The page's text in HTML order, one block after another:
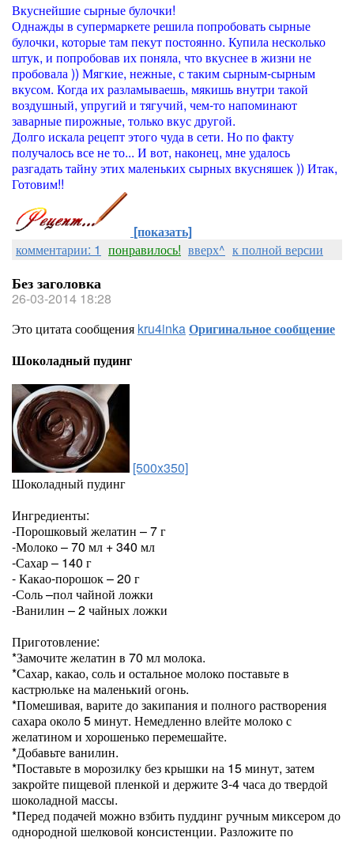
Вкуснейшие сырные булочки!
Однажды в супермаркете решила попробовать сырные
булочки, которые там пекут постоянно. Купила несколько
штук, и попробовав их поняла, что вкуснее в жизни не
пробовала )) Мягкие, нежные, с таким сырным-сырным
вкусом. Когда их разламываешь, мякишь внутри такой
воздушный, упругий и тягучий, чем-то напоминают
заварные пирожные, только вкус другой.
Долго искала рецепт этого чуда в сети. Но по факту
получалось все не то... И вот, наконец, мне удалось
разгадать тайну этих маленьких сырных вкусняшек )) Итак,
Готовим!!
[показать]
комментарии: 1 понравилось! вверх^ к полной версии
Без заголовка
26-03-2014 18:28
Это цитата сообщения kru4inkaОригинальное сообщение
Шоколадный пудинг
[500x350]
Шоколадный пудинг
Ингредиенты:
-Порошковый желатин – 7 г
-Молоко – 70 мл + 340 мл
-Сахар – 140 г
- Какао-порошок – 20 г
-Соль –пол чайной ложки
-Ванилин – 2 чайных ложки
Приготовление:
*Замочите желатин в 70 мл молока.
*Сахар, какао, соль и остальное молоко поставьте в
кастрюльке на маленький огонь.
*Помешивая, варите до закипания и полного растворения
сахара около 5 минут. Немедленно влейте молоко с
желатином и хорошенько перемешайте.
*Добавьте ванилин.
*Поставьте в морозилку без крышки на 15 минут, затем
закройте пищевой пленкой и держите 3-4 часа до твердой
шоколадной массы.
*Перед подачей можно взбить пуддинг ручным миксером до
однородной шелковой консистенции. Разложите по